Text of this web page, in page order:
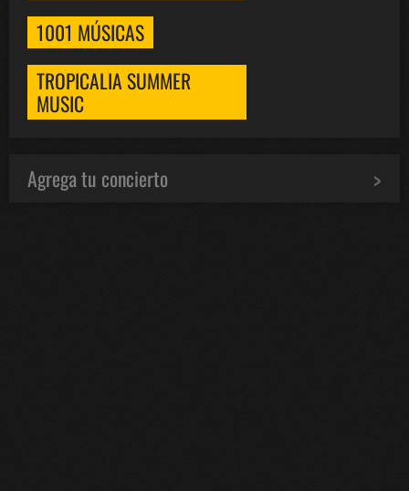
1001 MÚSICAS
TROPICALIA SUMMER
MUSIC
Agrega tu concierto